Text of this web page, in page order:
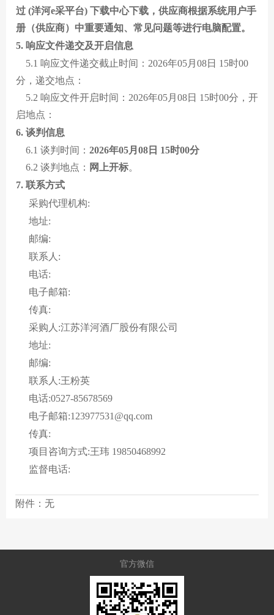
过 (洋河e采平台) 下载中心下载，供应商根据系统用户手
册（供应商）中重要通知、常见问题等进行电脑配置。
5. 响应文件递交及开启信息
5.1 响应文件递交截止时间：2026年05月08日 15时00
分，递交地点：
5.2 响应文件开启时间：2026年05月08日 15时00分，开
启地点：
6. 谈判信息
6.1 谈判时间： 2026年05月08日 15时00分
6.2 谈判地点： 网上开标。
7. 联系方式
采购代理机构:
地址:
邮编:
联系人:
电话:
电子邮箱:
传真:
采购人:江苏洋河酒厂股份有限公司
地址:
邮编:
联系人:王粉英
电话:0527-85678569
电子邮箱:123977531@qq.com
传真:
项目咨询方式:王玮 19850468992
监督电话:
附件：无
官方微信